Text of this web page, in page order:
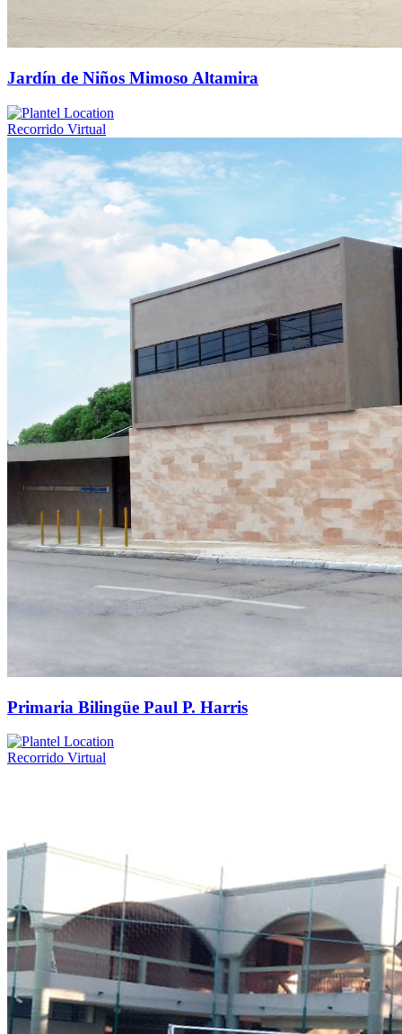
Jardín de Niños Mimoso Altamira
Recorrido Virtual
Primaria Bilingüe Paul P. Harris
Recorrido Virtual